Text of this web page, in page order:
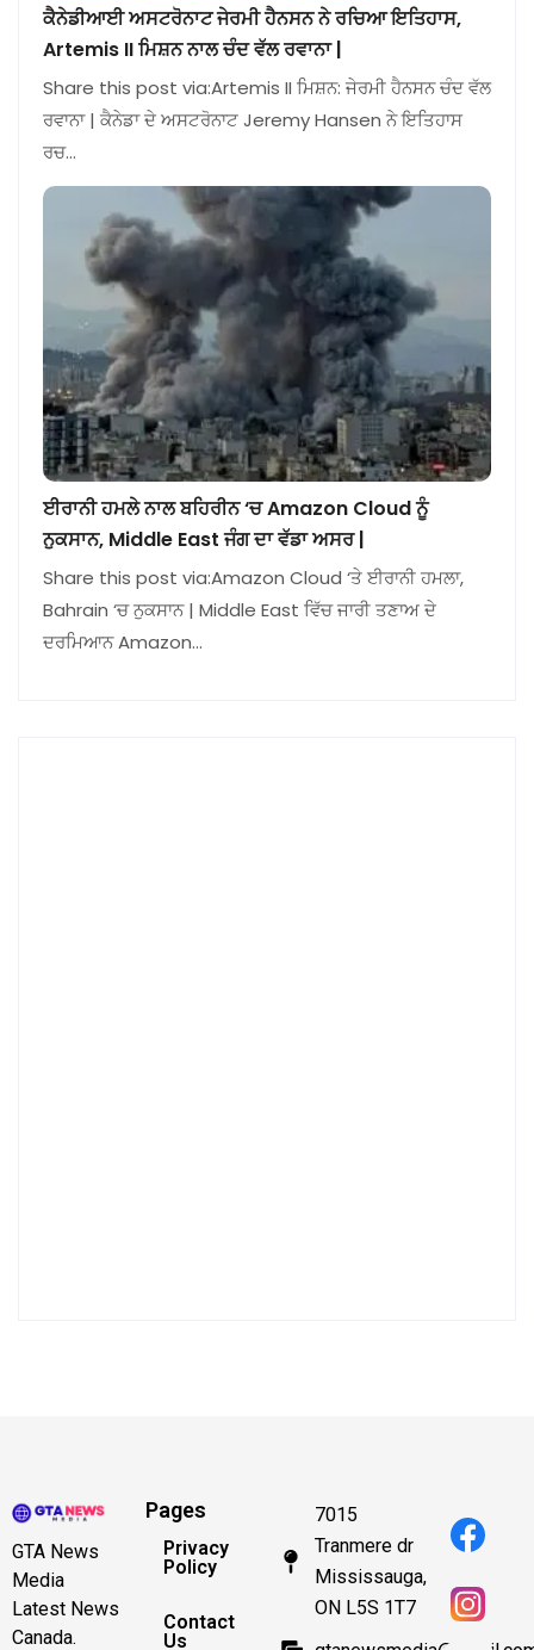
ਕੈਨੇਡੀਆਈ ਅਸਟਰੋਨਾਟ ਜੇਰਮੀ ਹੈਨਸਨ ਨੇ ਰਚਿਆ ਇਤਿਹਾਸ,
Artemis II ਮਿਸ਼ਨ ਨਾਲ ਚੰਦ ਵੱਲ ਰਵਾਨਾ |
Share this post via:Artemis II ਮਿਸ਼ਨ: ਜੇਰਮੀ ਹੈਨਸਨ ਚੰਦ ਵੱਲ
ਰਵਾਨਾ | ਕੈਨੇਡਾ ਦੇ ਅਸਟਰੋਨਾਟ Jeremy Hansen ਨੇ ਇਤਿਹਾਸ
ਰਚ…
ਈਰਾਨੀ ਹਮਲੇ ਨਾਲ ਬਹਿਰੀਨ ‘ਚ Amazon Cloud ਨੂੰ
ਨੁਕਸਾਨ, Middle East ਜੰਗ ਦਾ ਵੱਡਾ ਅਸਰ |
Share this post via:Amazon Cloud ‘ਤੇ ਈਰਾਨੀ ਹਮਲਾ,
Bahrain ‘ਚ ਨੁਕਸਾਨ | Middle East ਵਿੱਚ ਜਾਰੀ ਤਣਾਅ ਦੇ
ਦਰਮਿਆਨ Amazon…
GTA News
Media
Latest News
Canada.
Pages
Privacy
Policy
Contact
Us
7015
Tranmere dr
Mississauga,
ON L5S 1T7